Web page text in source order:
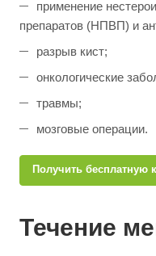
применение
препаратов (НПВП) и
разрыв кист;
онкологические
травмы;
мозговые операции.
Получить бесплатную
Течение